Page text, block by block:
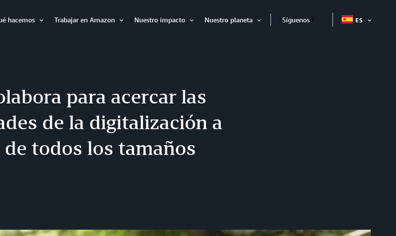
hacemos
Trabajar en Amazon
Nuestro impacto
Nuestro planeta
Expandir
Síguenos ES
para acercar las
de la digitalización a
todos los tamaños